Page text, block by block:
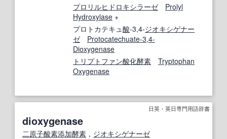
プロリルヒドロキシラーゼ
Prolyl
Hydroxylase +
プロトカテキュ 酸-3,4-ジオキシゲナー
ゼ
Protocatechuate-3,4-
Dioxygenase
トリプトファン酸化酵素
Tryptophan
Oxygenase
日英・英日専門用語辞書
dioxygenase
二原子酸素添加酵素 ， ジオキシゲナーゼ